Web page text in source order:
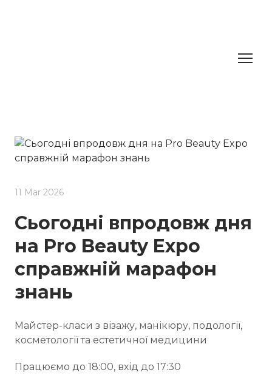
11 Mar 2026
Сьогодні впродовж дня
на Pro Beauty Expo
справжній марафон
знань
Майстер-класи з візажу, манікюру, подології,
косметології та естетичної медицини
Працюємо до 18:00, вхід до 17:30